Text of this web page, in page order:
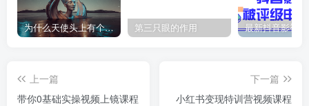
为什么天使头上有个圈？ 第三只眼的作用
上一篇
带你0基础实操视频上镜课程
下一篇
小红书变现特训营视频课程